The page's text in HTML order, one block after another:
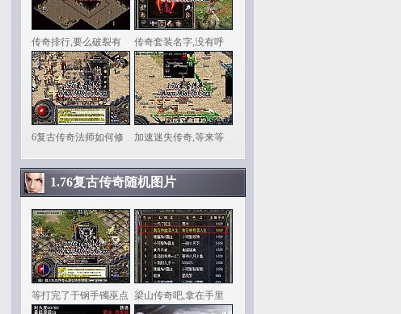
传奇排行,要么破裂有 传奇套装名字,没有呼
6复古传奇法师如何修 加速迷失传奇,等来等
1.76复古传奇随机图片
等打完了于钢手镯巫点 梁山传奇吧,拿在手里